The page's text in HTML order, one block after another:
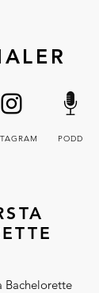
PODD
Bachelorette